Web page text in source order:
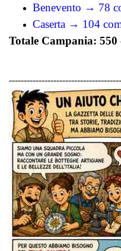
Benevento → 78
Caserta → 104
Totale Campania: 550